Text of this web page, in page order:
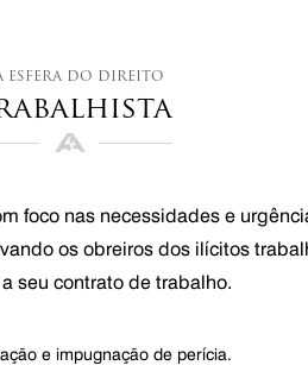
esfera do direito
foco nas necessidades e
os obreiros dos ilícitos
seu contrato de trabalho.
e impugnação de perícia.